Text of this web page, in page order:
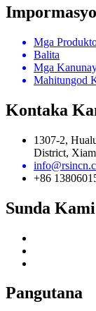
Mga
Balita
Mga
Mahitungod
Kontaka
1307-2,
District,
+86
Sunda Kami
Pangutana